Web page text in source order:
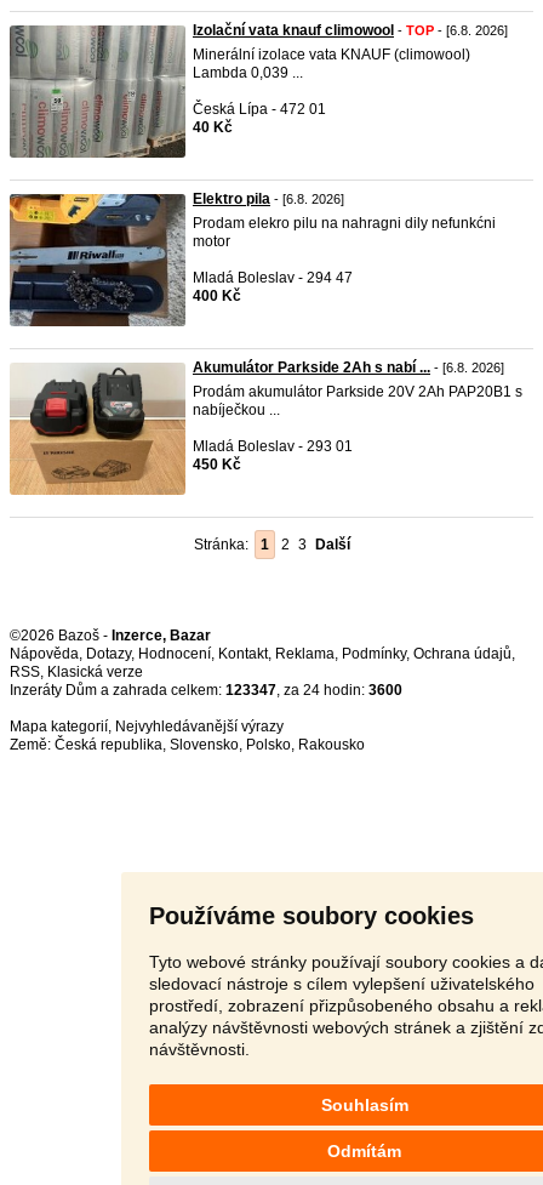
Používáme soubory cookies
Tyto webové stránky používají soubory cookies a
sledovací nástroje s cílem vylepšení uživatelského
prostředí, zobrazení přizpůsobeného obsahu a
analýzy návštěvnosti webových stránek a zjištění
návštěvnosti.
Souhlasím
Odmítám
Izolační vata knauf climowool - TOP - [6.8. 2026]
Minerální izolace vata KNAUF (climowool)
Lambda 0,039 ...
Česká Lípa - 472 01
40 Kč
Elektro pila - [6.8. 2026]
Prodam elekro pilu na nahragni dily nefunkćni
motor
Mladá Boleslav - 294 47
400 Kč
Akumulátor Parkside 2Ah s nabí ... - [6.8. 2026]
Prodám akumulátor Parkside 20V 2Ah PAP20B1 s
nabíječkou ...
Mladá Boleslav - 293 01
450 Kč
Stránka: 1 2 3 Další
©2026 Bazoš - Inzerce, Bazar
Nápověda, Dotazy, Hodnocení, Kontakt, Reklama, Podmínky, Ochrana údajů,
RSS,
Inzeráty Dům a zahrada celkem: 123347, za 24 hodin: 3600
Mapa kategorií, Nejvyhledávanější výrazy
Země: Česká republika, Slovensko, Polsko, Rakousko